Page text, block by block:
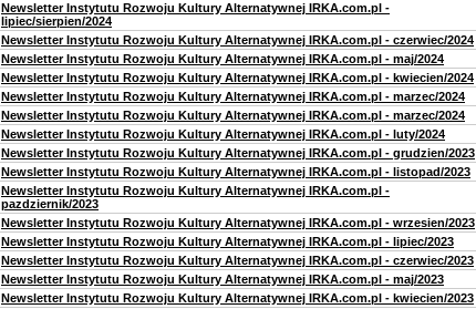
Newsletter Instytutu Rozwoju Kultury Alternatywnej IRKA.com.pl -
lipiec/sierpien/2024
Newsletter Instytutu Rozwoju Kultury Alternatywnej IRKA.com.pl - czerwiec/2024
Newsletter Instytutu Rozwoju Kultury Alternatywnej IRKA.com.pl - maj/2024
Newsletter Instytutu Rozwoju Kultury Alternatywnej IRKA.com.pl - kwiecien/2024
Newsletter Instytutu Rozwoju Kultury Alternatywnej IRKA.com.pl - marzec/2024
Newsletter Instytutu Rozwoju Kultury Alternatywnej IRKA.com.pl - marzec/2024
Newsletter Instytutu Rozwoju Kultury Alternatywnej IRKA.com.pl - luty/2024
Newsletter Instytutu Rozwoju Kultury Alternatywnej IRKA.com.pl - grudzien/2023
Newsletter Instytutu Rozwoju Kultury Alternatywnej IRKA.com.pl - listopad/2023
Newsletter Instytutu Rozwoju Kultury Alternatywnej IRKA.com.pl -
pazdziernik/2023
Newsletter Instytutu Rozwoju Kultury Alternatywnej IRKA.com.pl - wrzesien/2023
Newsletter Instytutu Rozwoju Kultury Alternatywnej IRKA.com.pl - lipiec/2023
Newsletter Instytutu Rozwoju Kultury Alternatywnej IRKA.com.pl - czerwiec/2023
Newsletter Instytutu Rozwoju Kultury Alternatywnej IRKA.com.pl - maj/2023
Newsletter Instytutu Rozwoju Kultury Alternatywnej IRKA.com.pl - kwiecien/2023